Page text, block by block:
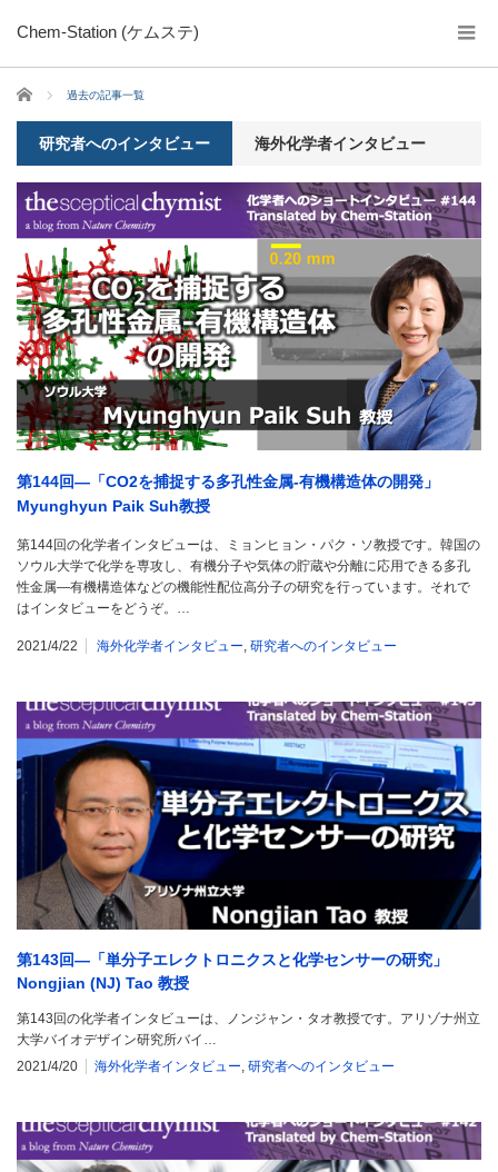
Chem-Station (ケムステ)
ホーム 過去の記事一覧
研究者へのインタビュー 海外化学者インタビュー
第144回―「CO2を捕捉する多孔性金属-有機構造体の開発」
Myunghyun Paik Suh教授
第144回の化学者インタビューは、ミョンヒョン・パク・ソ教授です。韓国の
ソウル大学で化学を専攻し、有機分子や気体の貯蔵や分離に応用できる多孔
性金属―有機構造体などの機能性配位高分子の研究を行っています。それで
はインタビューをどうぞ。…
2021/4/22 海外化学者インタビュー 研究者へのインタビュー
第143回―「単分子エレクトロニクスと化学センサーの研究」
Nongjian (NJ) Tao 教授
第143回の化学者インタビューは、ノンジャン・タオ教授です。アリゾナ州立
大学バイオデザイン研究所バイ…
2021/4/20
海外化学者インタビュー, 研究者へのインタビュー